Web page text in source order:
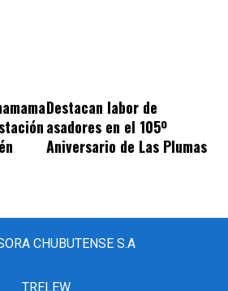
Destacan labor de
asadores en el 105º
Aniversario de Las Plumas
CHUBUTENSE S.A
TRELEW